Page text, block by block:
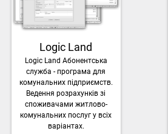
Ваш
можливості
лічильників,
комунальні
завантажувати
Logic Land
Logic Land Абонентська
служба - програма для
комунальних підприємств.
Ведення розрахунків зі
споживачами житлово-
комунальних послуг у всіх
варіантах.